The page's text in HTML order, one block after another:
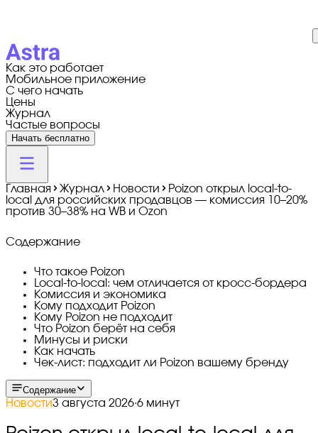
Как это работает
Мобильное приложение
С чего начать
Цены
Журнал
Частые вопросы
Начать бесплатно
Главная Журнал Новости
Poizon открыл local-to-
local для российских продавцов — комиссия 10–20%
против 30–38% на WB и Ozon
Содержание
Что такое Poizon
Local-to-local: чем отличается от кросс-бордера
Комиссия и экономика
Кому подходит Poizon
Кому Poizon не подходит
Что Poizon берёт на себя
Минусы и риски
Как начать
Чек-лист: подходит ли Poizon вашему бренду
Содержание
Новости3 августа 2026·6 минут